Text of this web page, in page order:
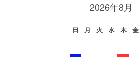
2026年8月
日 月 火 水 木 金